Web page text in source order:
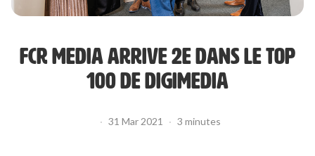
FCR MEDIA ARRIVE 2E DANS LE TOP
100 DE DIGIMEDIA
· 31 Mar 2021 · 3 minutes